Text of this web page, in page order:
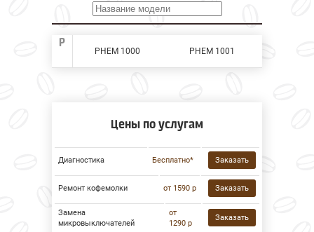
P
PHEM 1000 PHEM 1001
Цены по услугам
Диагностика Бесплатно* Заказать
Ремонт кофемолки от 1590 р Заказать
Замена
микровыключателей
от
1290 р
Заказать